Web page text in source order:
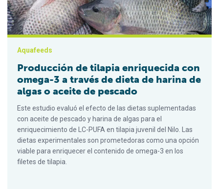
Aquafeeds
Producción de tilapia enriquecida con
omega-3 a través de dieta de harina de
algas o aceite de pescado
Este estudio evaluó el efecto de las dietas suplementadas
con aceite de pescado y harina de algas para el
enriquecimiento de LC-PUFA en tilapia juvenil del Nilo. Las
dietas experimentales son prometedoras como una opción
viable para enriquecer el contenido de omega-3 en los
filetes de tilapia.